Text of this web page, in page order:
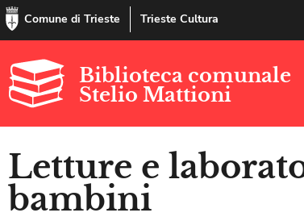
Comune di Trieste Trieste Cultura
Biblioteca comunale
Stelio Mattioni
Letture e
bambini